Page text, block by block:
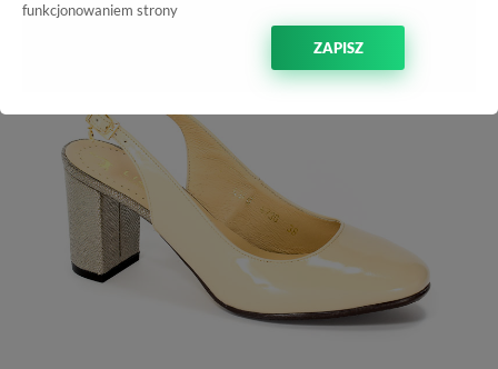
funkcjonowaniem strony
ZAPISZ